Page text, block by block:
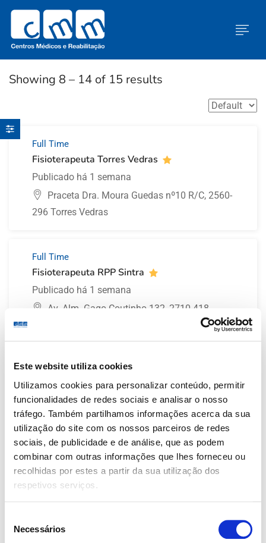
Este website utiliza cookies
Utilizamos cookies para personalizar conteúdo, permitir
funcionalidades de redes sociais e analisar o nosso
tráfego. Também partilhamos informações acerca da sua
utilização do site com os nossos parceiros de redes
sociais, de publicidade e de análise, que as podem
combinar com outras informações que lhes forneceu ou
recolhidas por estes a partir da sua utilização dos
respetivos serviços.
Necessários
Showing 8 – 14 of 15 results
Full Time
Fisioterapeuta Torres Vedras
Publicado há 1 semana
Praceta Dra. Moura Guedas nº10 R/C, 2560-
296 Torres Vedras
Full Time
Fisioterapeuta RPP Sintra
Publicado há 1 semana
Av. Alm. Gago Coutinho 132, 2710-418
Fisioterapeuta Parede
Publicado há 1 semana
CMM Parede, sito na Avenida Bombeiros
Voluntários Nº 142, 2775-168, Parede
Full Time
Fisioterapeuta Sintra
CMM Sintra, sito em Edf 14, Av. Alm. Gago
Coutinho 132, 2710-418 Sintra.